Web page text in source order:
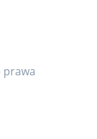
prawa